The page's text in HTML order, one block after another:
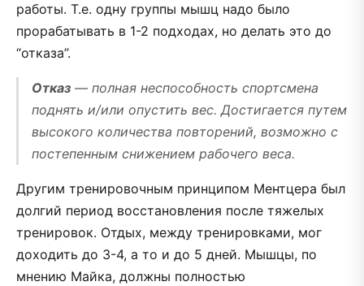
работы. Т.е. одну группы мышц надо было
прорабатывать в 1-2 подходах, но делать это до
“отказа”.
Отказ — полная неспособность спортсмена
поднять и/или опустить вес. Достигается путем
высокого количества повторений, возможно с
постепенным снижением рабочего веса.
Другим тренировочным принципом Ментцера был
долгий период восстановления после тяжелых
тренировок. Отдых, между тренировками, мог
доходить до 3-4, а то и до 5 дней. Мышцы, по
мнению Майка, должны полностью